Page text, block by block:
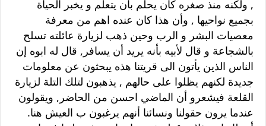
, ولكنه منذ صغره كان يحلم بأن يتعلم و يخبر الحياة
بجميع نواحيها , وأن هذا كان عنده اهم من معرفة
معصيات البشر و الرب وحين ذهب لزيارة عائلته تسلح
بالشجاعة و قال لأبيه بأنه يريد أن يسافر, قال له ابوه إن
الناس الذين يأتون الى قريتنا هذه يبحثون عن معلومات
جديدة لكنهم يظلوا على حالهم , يذهبون لتلك التلة لزيارة
القلعة فيشعرو أن الماضي احسن من الحاضر, ويقولون
عندما يرون حقولنا ونسائنا أنهم يرغبون ب العيش هنا.